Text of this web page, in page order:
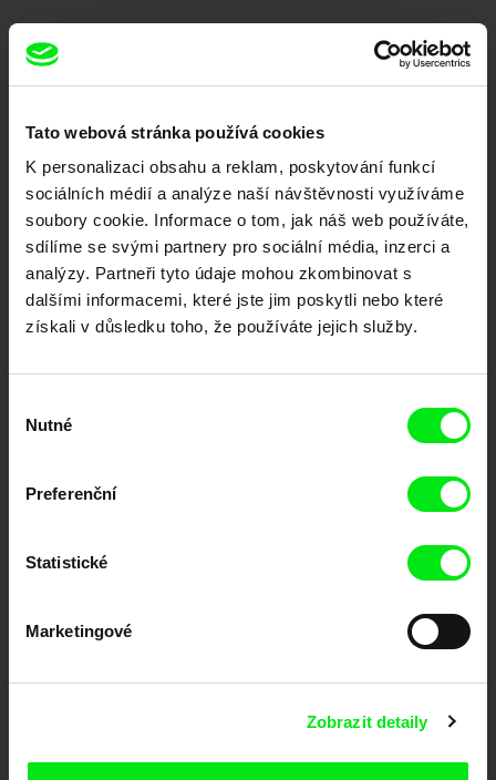
Tato webová stránka používá cookies
K personalizaci obsahu a reklam, poskytování funkcí
sociálních médií a analýze naší návštěvnosti využíváme
soubory cookie. Informace o tom, jak náš web používáte,
sdílíme se svými partnery pro sociální média, inzerci a
analýzy. Partneři tyto údaje mohou zkombinovat s
dalšími informacemi, které jste jim poskytli nebo které
získali v důsledku toho, že používáte jejich služby.
souhlasu
Nutné
Preferenční
Statistické
Marketingové
Zobrazit detaily
dokumentární kino
Nové festivalové filmy
každý týden
Portál DAFilms.cz je výsledkem tvůrčí spolupráce 7 klíčových evropských
posouvat hranice dokumentárního filmu, propagovat jeho rozmanitost a
podporovat kvalitní autorské filmy.
Členové Doc Alliance